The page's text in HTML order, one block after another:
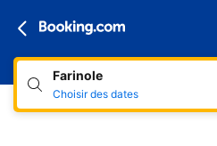
Farinole
Choisir des dates